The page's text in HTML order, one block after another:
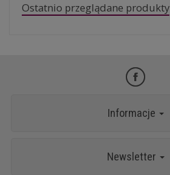
Ostatnio przeglądane produkty
Informacje
Newsletter